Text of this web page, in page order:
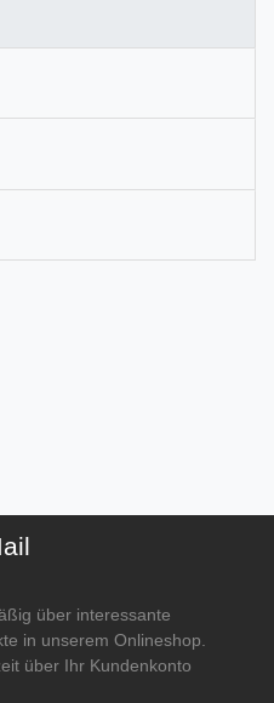
über interessante
in unserem Onlineshop.
über Ihr Kundenkonto